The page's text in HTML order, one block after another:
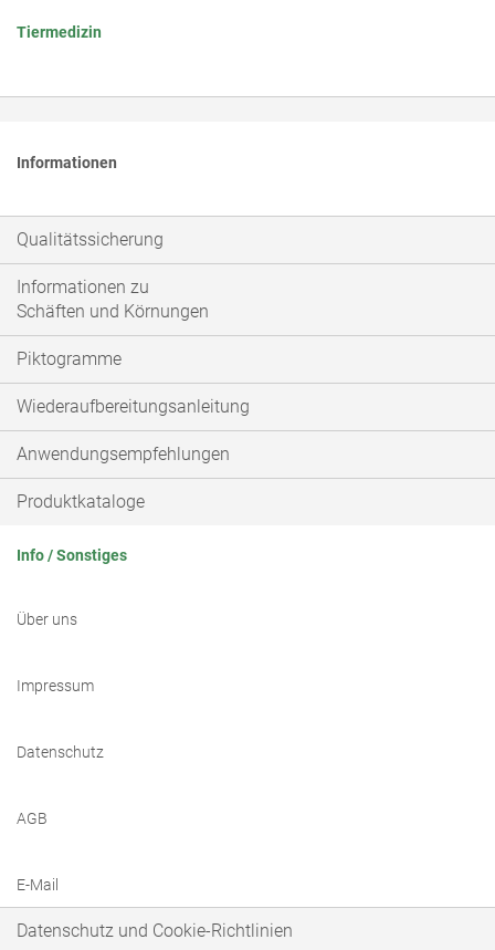
Tiermedizin
Informationen
Qualitätssicherung
Informationen zu
Schäften und Körnungen
Piktogramme
Wiederaufbereitungsanleitung
Anwendungsempfehlungen
Produktkataloge
Info / Sonstiges
Über uns
Impressum
Datenschutz
AGB
E-Mail
Datenschutz und Cookie-Richtlinien